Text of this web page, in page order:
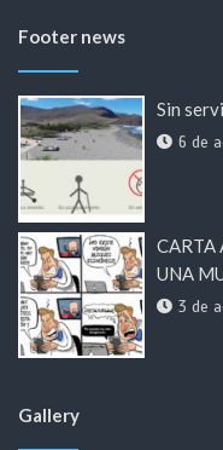
Footer news
Sin
6 de
CARTA
UNA
3 de
Gallery